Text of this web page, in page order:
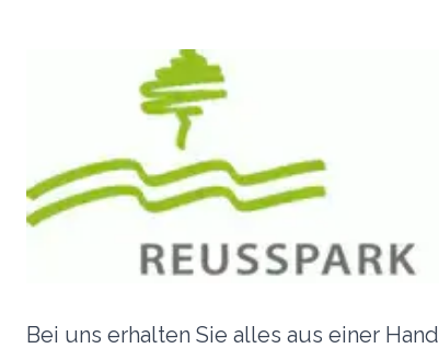
Bei uns erhalten Sie alles aus einer